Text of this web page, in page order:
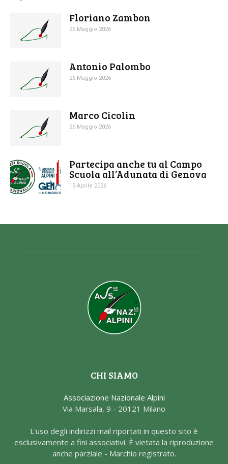
Floriano Zambon
26 Maggio 2026
Antonio Palombo
26 Maggio 2026
Marco Cicolin
26 Maggio 2026
Partecipa anche tu al Campo
Scuola all’Adunata di Genova
13 Aprile 2026
CHI SIAMO
Associazione Nazionale Alpini
Via Marsala, 9 - 20121 Milano
L'uso degli indirizzi mail riportati in questo sito è
esclusivamente a fini associativi. È vietata la riproduzione
anche parziale - Marchio registrato.